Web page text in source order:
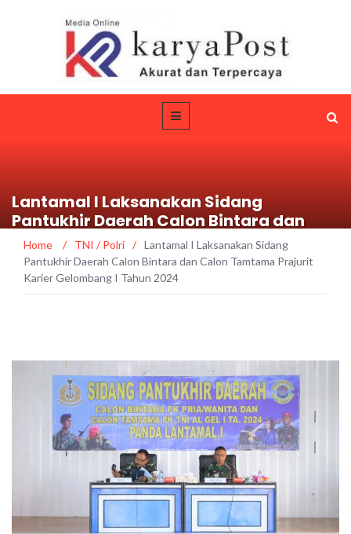
Lantamal I Laksanakan Sidang
Pantukhir Daerah Calon Bintara dan
Calon Tamtama Prajurit Karier
Gelombang I Tahun 2024
Home / TNI / Polri / Lantamal I Laksanakan Sidang
Pantukhir Daerah Calon Bintara dan Calon Tamtama Prajurit
Karier Gelombang I Tahun 2024